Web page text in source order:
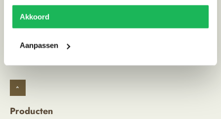
Akkoord
Aanpassen
Alternatieve producten
^
Producten